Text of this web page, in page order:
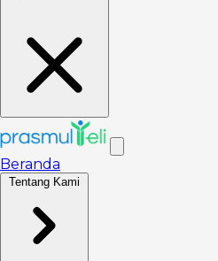
Beranda
Tentang Kami